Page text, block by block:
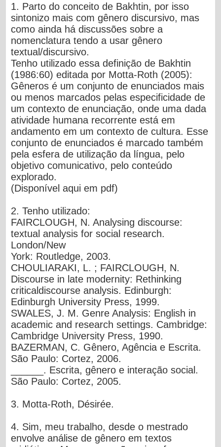
1. Parto do conceito de Bakhtin, por isso
sintonizo mais com gênero discursivo, mas
como ainda há discussões sobre a
nomenclatura tendo a usar gênero
textual/discursivo.
Tenho utilizado essa definição de Bakhtin
(1986:60) editada por Motta-Roth (2005):
Gêneros é um conjunto de enunciados mais
ou menos marcados pelas especificidade de
um contexto de enunciação, onde uma dada
atividade humana recorrente está em
andamento em um contexto de cultura. Esse
conjunto de enunciados é marcado também
pela esfera de utilização da língua, pelo
objetivo comunicativo, pelo conteúdo
explorado.
(Disponívelaqui em pdf)
2. Tenho utilizado:
FAIRCLOUGH, N. Analysing discourse:
textual analysis for social research.
London/New
York: Routledge, 2003.
CHOULIARAKI, L. ; FAIRCLOUGH, N.
Discourse in late modernity: Rethinking
criticaldiscourse analysis. Edinburgh:
Edinburgh University Press, 1999.
SWALES, J. M. Genre Analysis: English in
academic and research settings. Cambridge:
Cambridge University Press, 1990.
BAZERMAN, C. Gênero, Agência e Escrita.
São Paulo: Cortez, 2006.
______. Escrita, gênero e interação social.
São Paulo: Cortez, 2005.
3. Motta-Roth, Désirée.
4. Sim, meu trabalho, desde o mestrado
envolve análise de gênero em textos